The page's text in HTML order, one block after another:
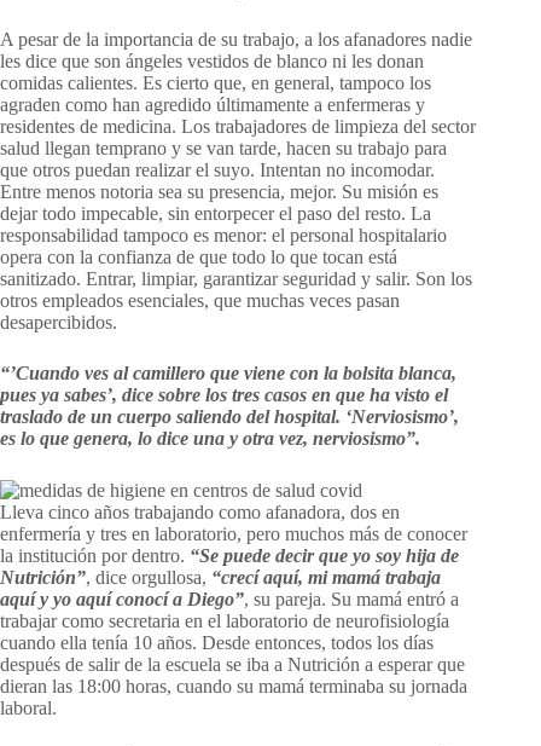
A pesar de la importancia de su trabajo, a los afanadores nadie
les dice que son ángeles vestidos de blanco ni les donan
comidas calientes. Es cierto que, en general, tampoco los
agraden como han agredido últimamente a enfermeras y
residentes de medicina. Los trabajadores de limpieza del sector
salud llegan temprano y se van tarde, hacen su trabajo para
que otros puedan realizar el suyo. Intentan no incomodar.
Entre menos notoria sea su presencia, mejor. Su misión es
dejar todo impecable, sin entorpecer el paso del resto. La
responsabilidad tampoco es menor: el personal hospitalario
opera con la confianza de que todo lo que tocan está
sanitizado. Entrar, limpiar, garantizar seguridad y salir. Son los
otros empleados esenciales, que muchas veces pasan
desapercibidos.
“’Cuando ves al camillero que viene con la bolsita blanca,
pues ya sabes’, dice sobre los tres casos en que ha visto el
traslado de un cuerpo saliendo del hospital. ‘Nerviosismo’,
es lo que genera, lo dice una y otra vez, nerviosismo”.
Lleva cinco años trabajando como afanadora, dos en
enfermería y tres en laboratorio, pero muchos más de conocer
la institución por dentro. “Se puede decir que yo soy hija de
Nutrición”, dice orgullosa, “crecí aquí, mi mamá trabaja
aquí y yo aquí conocí a Diego”, su pareja. Su mamá entró a
trabajar como secretaria en el laboratorio de neurofisiología
cuando ella tenía 10 años. Desde entonces, todos los días
después de salir de la escuela se iba a Nutrición a esperar que
dieran las 18:00 horas, cuando su mamá terminaba su jornada
laboral.